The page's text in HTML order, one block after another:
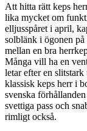
Att hitta rätt keps
lika mycket om
elljusspåret i april,
solblänk i ögonen
mellan en bra
Många vill ha en
letar efter en
klassisk keps herr i
svenska
svettiga pass och
rimligt också.